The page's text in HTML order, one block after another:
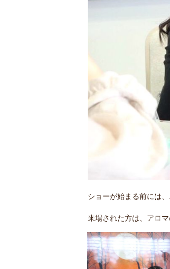
ショーが始まる前には
来場された方は、アロ